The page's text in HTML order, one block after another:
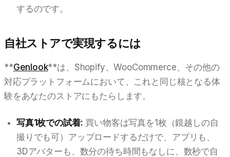
するのです。
自社ストアで実現するには
**Genlook**は、Shopify、WooCommerce、その他の
対応プラットフォームにおいて、これと同じ核となる体
験をあなたのストアにもたらします。
写真1枚での試着: 買い物客は写真を1枚（鏡越しの自
撮りでも可）アップロードするだけで、アプリも、
3Dアバターも、数分の待ち時間もなしに、数秒で自